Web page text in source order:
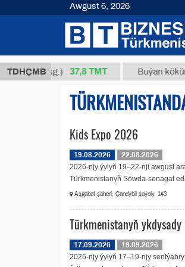
TDHÇMB
34/1 (kg.) 37,8 ТМТ Buýan köküniň
Kids Expo 2026
19.08.2026
22.08.2026
2026-njy ýylyň 19–22-nji awgust
Türkmenistanyň Söwda-senagat
Aşgabat şäheri, Çandybil şaýoly, 143
Türkmenistanyň
17.09.2026
19.09.2026
2026-njy ýylyň 17–19-njy
Awgust 6, 2026